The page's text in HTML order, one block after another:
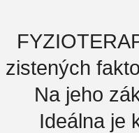
zistených
Na jeho
Ideálna je